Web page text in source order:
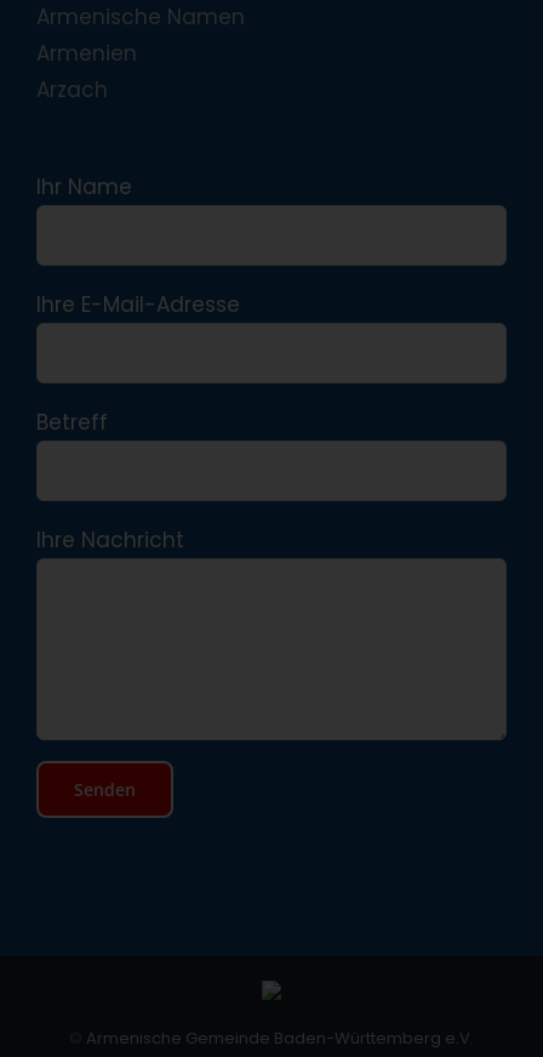
Armenische Namen
Armenien
Arzach
Ihr Name
Ihre E-Mail-Adresse
Betreff
Ihre Nachricht
Armenische Gemeinde Baden-Württemberg e.V.